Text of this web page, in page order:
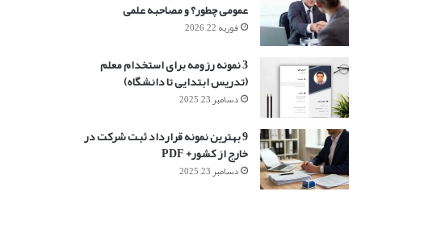
عمومی چطور؟ و مصاحبه علمی
فوریه 22, 2026
3 نمونه رزومه برای استخدام معلم
(تدریس ابتدایی تا دانشگاه)
دسامبر 23, 2025
9 بهترین نمونه قرارداد ثبت شرکت در
خارج از کشور+ PDF
دسامبر 23, 2025